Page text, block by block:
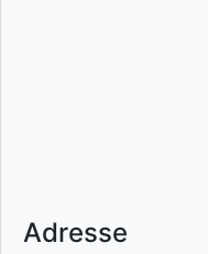
Adresse